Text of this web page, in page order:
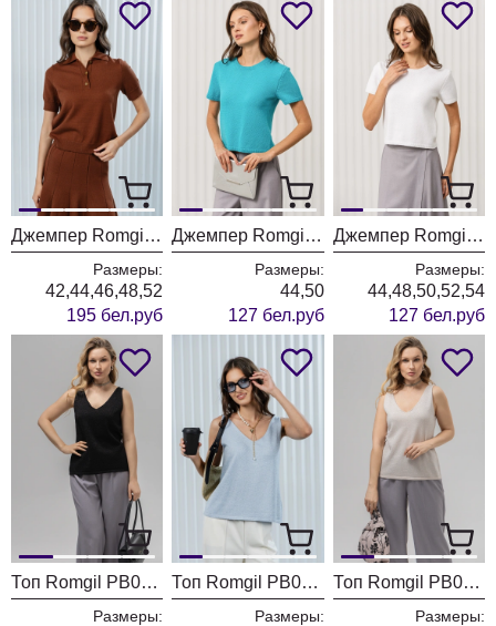
Джемпер Romgil РВ0377-ВИ2 шоколадный
Размеры:
42,44,46,48,52
195 бел.руб
Джемпер Romgil РВ0376-ХЛ2 темно-бирюзовый
Размеры:
44,50
127 бел.руб
Джемпер Romgil РВ0376-ХЛ2 белый
Размеры:
44,48,50,52,54
127 бел.руб
Топ Romgil РВ0385-ХМ2 черный
Размеры:
Топ Romgil РВ0385-ХМ2 бледно-голубой+серебро
Размеры:
Топ Romgil РВ0385-ХМ2 кремовый + серебро
Размеры: